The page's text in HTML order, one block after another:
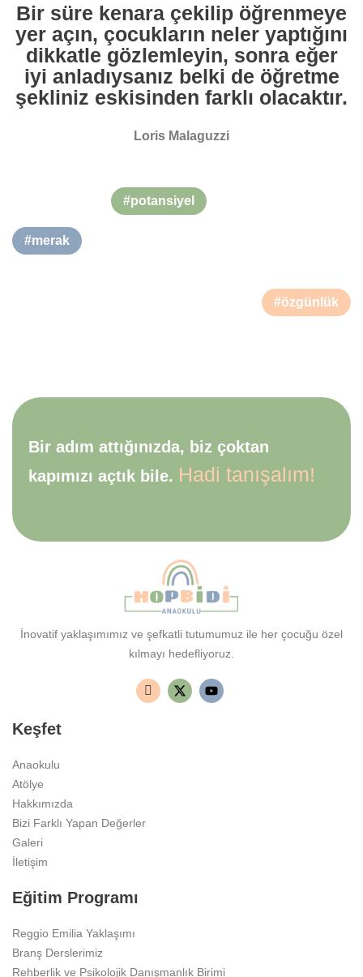
Bir süre kenara çekilip öğrenmeye
yer açın, çocukların neler yaptığını
dikkatle gözlemleyin, sonra eğer
iyi anladıysanız belki de öğretme
şekliniz eskisinden farklı olacaktır.
Loris Malaguzzi
#merak
#potansiyel
#özgünlük
Bir adım attığınızda, biz çoktan
kapımızı açtık bile. Hadi tanışalım!
İnovatif yaklaşımımız ve şefkatli tutumumuz ile her çocuğu özel
kılmayı hedefliyoruz.
Keşfet
Anaokulu
Atölye
Hakkımızda
Bizi Farklı Yapan Değerler
Galeri
İletişim
Eğitim Programı
Reggio Emilia Yaklaşımı
Branş Derslerimiz
Rehberlik ve Psikolojik Danışmanlık Birimi